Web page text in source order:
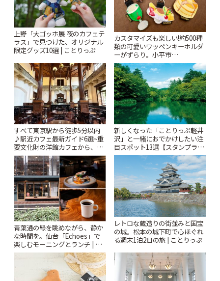
上野「大ゴッホ展 夜のカフェテ
ラス」で見つけた、オリジナル
限定グッズ10選 | ことりっぷ
カスタマイズも楽しい!約500種
類の可愛いワッペンキーホルダ
ーがずらり。小平市
「Kimamaya T&K」 | ことりっ
ぷ
すべて東京駅から徒歩5分以内
♪駅近カフェ最新ガイド6選~重
要文化財の洋館カフェから、改
札すぐのレトロ喫茶まで~ | こと
りっぷ
新しくなった「ことりっぷ軽井
沢」と一緒におでかけしたい注
目スポット13選【スタンプラリ
ー開催中】 | ことりっぷ
青葉通の緑を眺めながら、静か
な時間を。仙台「Echoes」で
楽しむモーニングとランチ | こ
とりっぷ
レトロな蔵造りの街並みと国宝
の城。松本の城下町で心ほぐれ
る週末1泊2日の旅 | ことりっぷ